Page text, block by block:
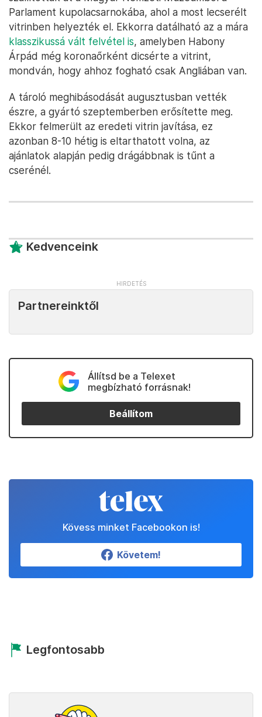
Parlament kupolacsarnokába, ahol a most lecserélt
vitrinben helyezték el. Ekkorra datálható az a mára
klasszikussá vált felvétel is, amelyben Habony
Árpád még koronaőrként dicsérte a vitrint,
mondván, hogy ahhoz fogható csak Angliában van.
A tároló meghibásodását augusztusban vették
észre, a gyártó szeptemberben erősítette meg.
Ekkor felmerült az eredeti vitrin javítása, ez
azonban 8-10 hétig is eltarthatott volna, az
ajánlatok alapján pedig drágábbnak is tűnt a
cserénél.
Kedvenceink
Partnereinktől
Állítsd be a Telexet
megbízható forrásnak!
Beállítom
Kövess minket Facebookon is!
Követem!
Legfontosabb